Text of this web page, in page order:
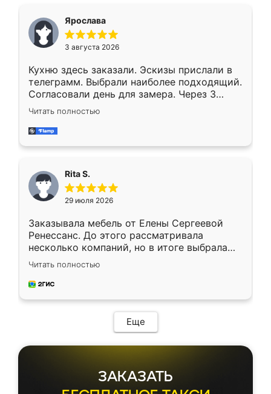
Ярослава
3 августа 2026
Кухню здесь заказали. Эскизы прислали в
телеграмм. Выбрали наиболее подходящий.
Согласовали день для замера. Через 3
недели кухня была уже готова. Остались
довольны работой. Спасибо Ренессанс
мебель за качественную работу!
Читать полностью
Rita S.
29 июля 2026
Заказывала мебель от Елены Сергеевой
Ренессанс. До этого рассматривала
несколько компаний, но в итоге выбрала
эту. Сначала обговорили условия, потом
приехал замерщик, всё спокойно объяснил
и снял размеры. Изготовили в срок, с
мебель сразу встала на свое место без
каких-либо доработок. Качеством осталась
довольна, все выглядит так, как и ожидала.
Читать полностью
Еще
ЗАКАЗАТЬ